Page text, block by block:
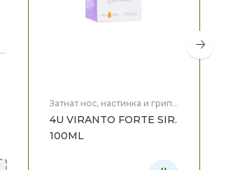
,
Затнат нос, настинка и грип,
4U VIRANTO FORTE SIR.
100ML